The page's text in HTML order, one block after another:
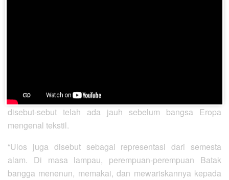
Usianya diperkirakan sudah 4.000 tahun. Ulos bahkan
disebut-sebut telah ada jauh sebelum bangsa Eropa
mengenal tekstil.
“Ulos juga disebut sebagai representasi dari semesta
alam. Di masa lampau, perempuan-perempuan Batak
bangga menenun, memakai, dan mewariskannya kepada